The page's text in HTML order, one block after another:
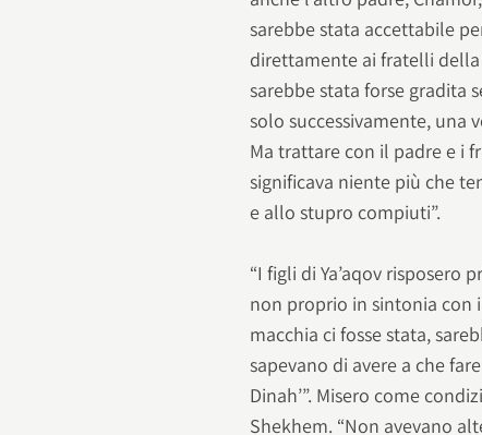
sarebbe stata accettabile
direttamente ai fratelli della
sarebbe stata forse gradita
solo successivamente, una
Ma trattare con il padre e i
significava niente più che
e allo stupro compiuti”.
“I figli di Ya’aqov risposero
non proprio in sintonia con
macchia ci fosse stata,
sapevano di avere a che
Dinah’”. Misero come
Shekhem. “Non avevano